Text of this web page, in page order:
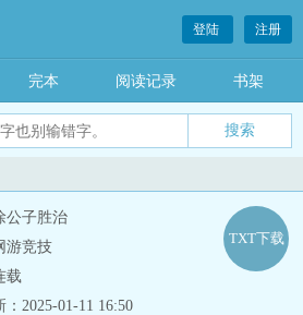
登陆 注册
完本 阅读记录 书架
公子胜治
游竞技
载
TXT下载
：2025-01-11 16:50